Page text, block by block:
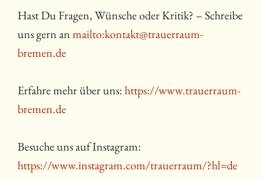
Hast Du Fragen, Wünsche oder Kritik? – Schreibe
uns gern anmailto:kontakt@trauerraum-
bremen.de
Erfahre mehr über uns:https://www.trauerraum-
bremen.de
Besuche uns auf Instagram:
https://www.instagram.com/trauerraum/?hl=de